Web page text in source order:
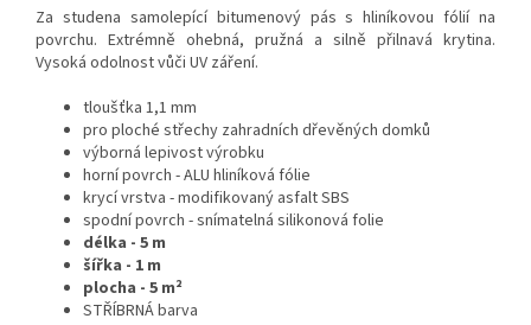
Za studena samolepící bitumenový pás s hliníkovou fólií na
povrchu. Extrémně ohebná, pružná a silně přilnavá krytina.
Vysoká odolnost vůči UV záření.
tloušťka 1,1 mm
pro ploché střechy zahradních dřevěných domků
výborná lepivost výrobku
horní povrch - ALU hliníková fólie
krycí vrstva - modifikovaný asfalt SBS
spodní povrch - snímatelná silikonová folie
délka - 5 m
šířka - 1 m
plocha - 5 m²
STŘÍBRNÁ barva